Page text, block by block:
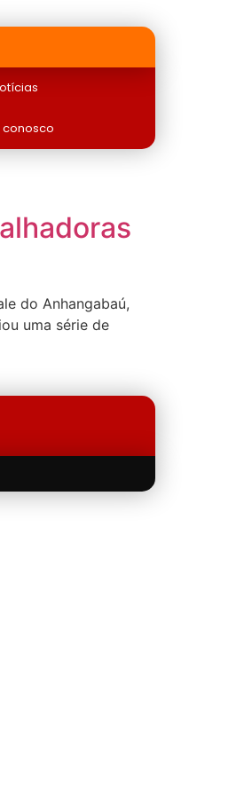
conosco
do Anhangabaú,
uma série de